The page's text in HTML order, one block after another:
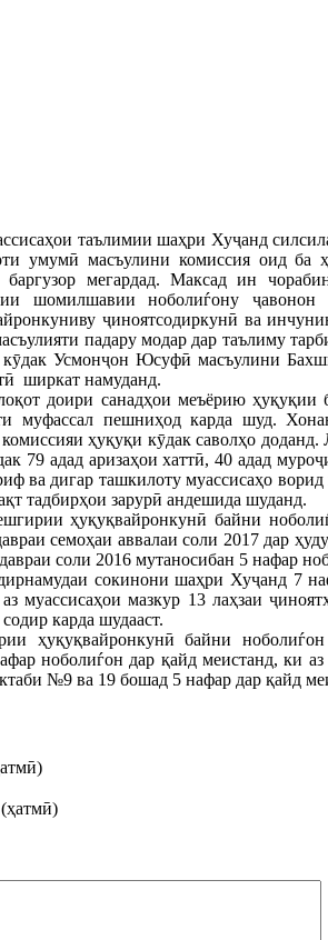
таълимии шаҳри Хуҷанд
умумӣ масъулини комиссия оид
баргузор мегардад. Максад ин
шомилшавии ноболиѓону
ҷиноятсодиркунӣ ва
падару модар дар таълиму
Усмонҷон Юсуфӣ масъулини
ширкат намуданд.
доири санадҳои меъёрию
муфассал пешниҳод карда шуд.
ҳуқуқи кӯдак саволҳо
79 адад аризаҳои хаттӣ, 40 адад
ва дигар ташкилоту муассисаҳо
тадбирҳои зарурӣ андешида шуданд.
ҳуқуқвайронкунӣ байни
семоҳаи аввалаи соли 2017 дар
соли 2016 мутаносибан 5 нафар
сокинони шаҳри Хуҷанд 7
мазкур 13 лаҳзаи
карда шудааст.
ҳуқуқвайронкунӣ байни
ноболиѓон дар қайд меистанд, ки
№9 ва 19 бошад 5 нафар дар қайд